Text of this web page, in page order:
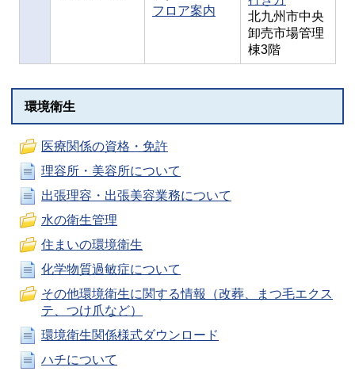
フロア案内
北九州市中央
卸売市場管理
棟3階
環境衛生
医療関係の資格・免許
理容所・美容所について
出張理容・出張美容業務について
水の衛生管理
住まいの環境衛生
化学物質過敏症について
その他環境衛生に関する情報（改葬、まつ毛エクス
テ、つけ爪など）
環境衛生関係様式ダウンロード
ハチについて